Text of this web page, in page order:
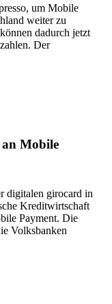
um Mobile
weiter zu
dadurch jetzt
Der
an Mobile
digitalen girocard in
Kreditwirtschaft
Payment. Die
Volksbanken